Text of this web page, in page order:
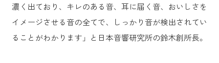
濃く出ており、キレのある音、耳に届く音、おいしさを
イメージさせる音の全てで、しっかり音が検出されてい
ることがわかります」と日本音響研究所の鈴木創所長。